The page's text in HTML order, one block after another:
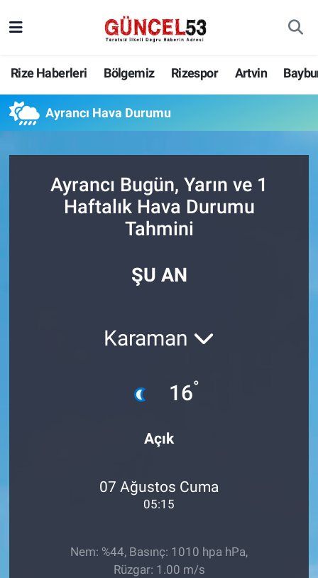
Rize Haberleri Bölgemiz Rizespor Artvin
Ayrancı Hava Durumu
Ayrancı Bugün, Yarın ve 1
Haftalık Hava Durumu
Tahmini
ŞU AN
Karaman
16°
Açık
07 Ağustos Cuma
05:15
Nem: %44, Basınç: 1010 hpa hPa,
Rüzgar: 1.00 m/s